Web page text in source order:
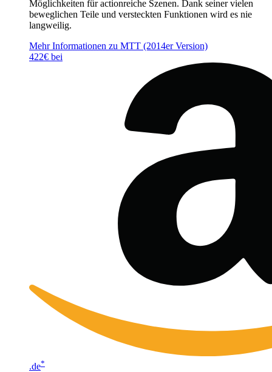
Möglichkeiten für actionreiche Szenen. Dank seiner vielen
beweglichen Teile und versteckten Funktionen wird es nie
langweilig.
Mehr Informationen zu MTT (2014er Version)
422€ bei
.de*